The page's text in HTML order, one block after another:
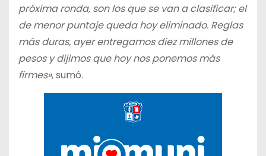
próxima ronda, son los que se van a clasificar; el
de menor puntaje queda hoy eliminado. Reglas
más duras, ayer entregamos diez millones de
pesos y dijimos que hoy nos ponemos más
firmes», sumó.